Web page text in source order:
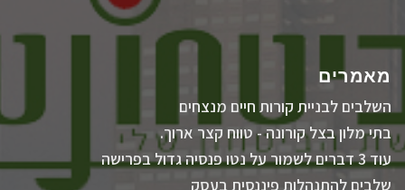
לבניית קורות חיים מנצחים
מלון בצל קורונה - טווח קצר ארוך.
גדול בפרישה
להתנהלות פיננסית בעסק